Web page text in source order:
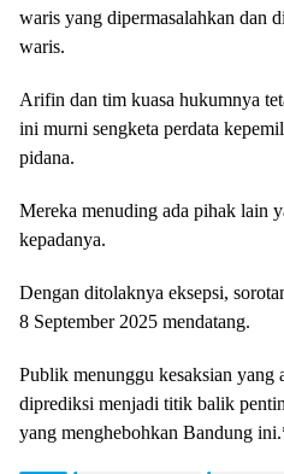
waris yang dipermasalahkan dan
waris.
Arifin dan tim kuasa hukumnya
ini murni sengketa perdata
pidana.
Mereka menuding ada pihak lain
kepadanya.
Dengan ditolaknya eksepsi,
8 September 2025 mendatang.
Publik menunggu kesaksian yang
diprediksi menjadi titik balik
yang menghebohkan Bandung